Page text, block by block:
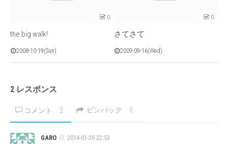
0
the big walk!
2008-10-19(Sun)
0
さてさて
2009-09-16(Wed)
2 レスポンス
コメント 2 ピンバック 0
GARO
2014-01-26 22:53